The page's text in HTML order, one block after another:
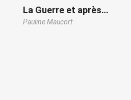
La Guerre et après…
Pauline Maucort